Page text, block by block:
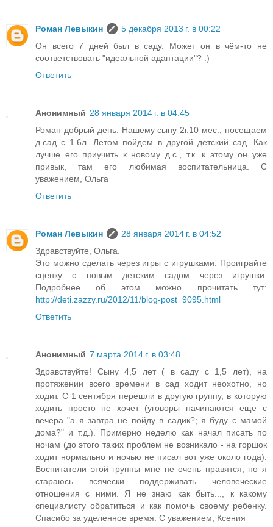
Роман Левыкин
5 декабря 2013 г. в 00:22
Он всего 7 дней был в саду. Может он в чём-то не
соответствовать "идеальной адаптации"? :)
Ответить
Анонимный 28 января 2014 г. в 04:45
Роман добрый день. Нашему сыну 2г.10 мес., посещаем
д.сад с 1.6л. Летом пойдем в другой детский сад. Как
лучше его приучить к новому д.с., т.к. к этому он уже
привык, там его любимая воспитательница. С
уважением, Ольга
Ответить
Роман Левыкин
28 января 2014 г. в 04:52
Здравствуйте, Ольга.
Это можно сделать через игры с игрушками. Проиграйте
сценку с новым детским садом через игрушки.
Подробнее об этом можно прочитать тут:
http://deti.zazzy.ru/2012/11/blog-post_9095.html
Ответить
Анонимный 7 марта 2014 г. в 03:48
Здравствуйте! Сыну 4,5 лет ( в саду с 1,5 лет), на
протяжении всего времени в сад ходит неохотно, но
ходит. С 1 сентября перешли в другую группу, в которую
ходить просто не хочет (уговоры начинаются еще с
вечера "а я завтра не пойду в садик?; я буду с мамой
дома?" и т.д.). Примерно неделю как начал писать по
ночам (до этого таких проблем не возникало - на горшок
ходит нормально и ночью не писал вот уже около года).
Воспитатели этой группы мне не очень нравятся, но я
стараюсь всячески поддерживать человеческие
отношения с ними. Я не знаю как быть..., к какому
специалисту обратиться и как помочь своему ребенку.
Спасибо за уделенное время. С уважением, Ксения